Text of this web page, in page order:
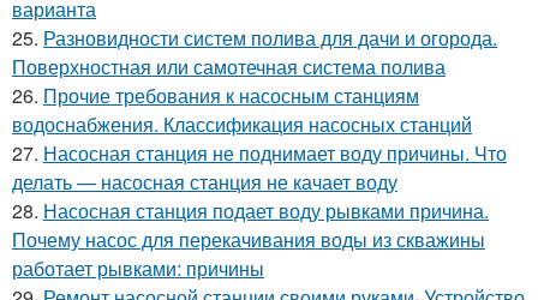
варианта
25. Разновидности систем полива для дачи и огорода.
Поверхностная или самотечная система полива
26. Прочие требования к насосным станциям
водоснабжения. Классификация насосных станций
27. Насосная станция не поднимает воду причины. Что
делать — насосная станция не качает воду
28. Насосная станция подает воду рывками причина.
Почему насос для перекачивания воды из скважины
работает рывками: причины